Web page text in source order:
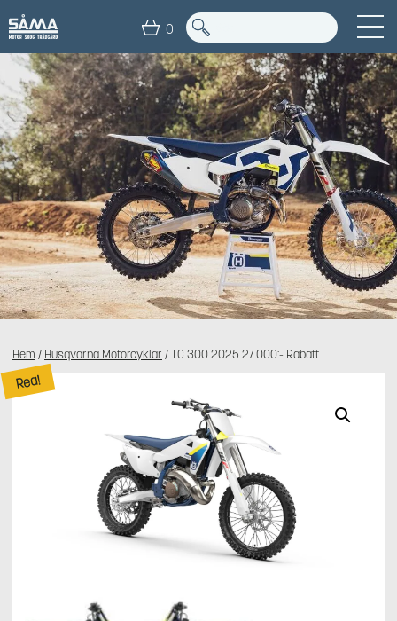
0
Hem / Husqvarna Motorcyklar / TC 300 2025 27.000:- Rabatt
Rea!